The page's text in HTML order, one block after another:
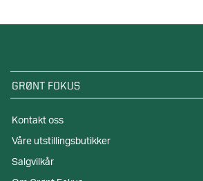
GRØNT FOKUS
Kontakt oss
Våre utstillingsbutikker
Salgvilkår